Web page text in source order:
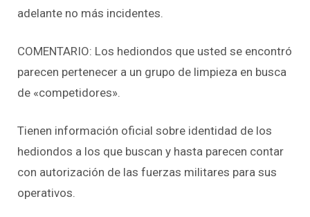
adelante no más incidentes.
COMENTARIO: Los hediondos que usted se encontró
parecen pertenecer a un grupo de limpieza en busca
de «competidores».
Tienen información oficial sobre identidad de los
hediondos a los que buscan y hasta parecen contar
con autorización de las fuerzas militares para sus
operativos.